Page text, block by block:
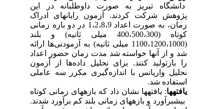
دانشگاه تبریز به صورت داوطلبانه در این
پژوهش شرکت کردند. آزمون رایانه­ای ادراک
زمان، به صورت اعداد 1،2،8،9 در دو بازه زمانی
کوتاه (400،500،300 میلی ثانیه) و بلند
(1100،1200،1000 میلی ثانیه) به آزمودنی‌ها ارائه
شد و از آنها خواسته شد مدت زمان حضور اعداد
را بازتولید کنند. برای نحلیل داده‌ها از آزمون
نحلیل واریانس با اندازه‌گیری مکرر سه عاملی
استفاده شد.
یافته­ها: یافته­ها نشان داد که بازه­های زمانی کوتاه
بیش­برآورد و بازه­های زمانی بلند کم برآورد شدند.